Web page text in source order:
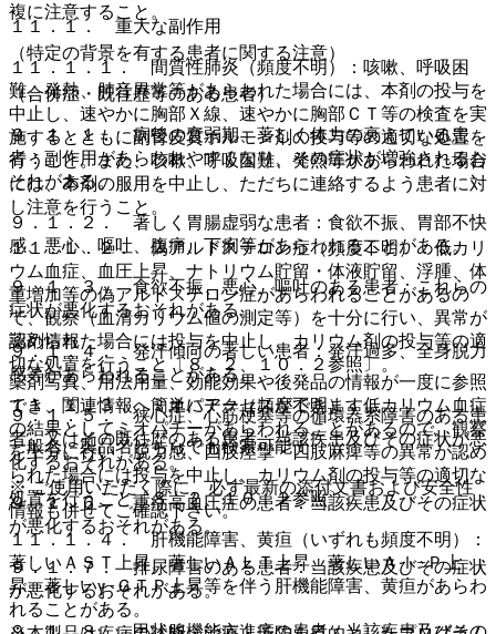
複に注意すること。
（特定の背景を有する患者に関する注意）
（合併症・既往歴等のある患者）
９．１．１． 病後の衰弱期、著しく体力の衰えている患
者：副作用があらわれやすくなり、その症状が増強されるお
それがある。
９．１．２． 著しく胃腸虚弱な患者：食欲不振、胃部不快
感、悪心、嘔吐、腹痛、下痢等があらわれることがある。
９．１．３． 食欲不振、悪心、嘔吐のある患者：これらの
症状が悪化するおそれがある。
９．１．４． 発汗傾向の著しい患者：発汗過多、全身脱力
感等があらわれることがある。
９．１．５． 狭心症、心筋梗塞等の循環器系障害のある患
者、又はその既往歴のある患者：当該疾患及びその症状が悪
化するおそれがある。
９．１．６． 重症高血圧症の患者：当該疾患及びその症状
が悪化するおそれがある。
９．１．７． 排尿障害のある患者：当該疾患及びその症状
が悪化するおそれがある。
１１．１． 重大な副作用
１１．１．１． 間質性肺炎（頻度不明）：咳嗽、呼吸困
難、発熱、肺音異常等があらわれた場合には、本剤の投与を
中止し、速やかに胸部Ｘ線、速やかに胸部ＣＴ等の検査を実
施するとともに副腎皮質ホルモン剤の投与等の適切な処置を
行うこと。また、咳嗽、呼吸困難、発熱等があらわれた場合
には、本剤の服用を中止し、ただちに連絡するよう患者に対
し注意を行うこと。
１１．１．２． 偽アルドステロン症（頻度不明）：低カリ
ウム血症、血圧上昇、ナトリウム貯留・体液貯留、浮腫、体
重増加等の偽アルドステロン症があらわれることがあるの
で、観察（血清カリウム値の測定等）を十分に行い、異常が
認められた場合には投与を中止し、カリウム剤の投与等の適
切な処置を行うこと〔８．２、１０．２参照〕。
１１．１．３． ミオパチー（頻度不明）：低カリウム血症
の結果としてミオパチーがあらわれることがあるので、観察
を十分に行い、脱力感、四肢痙攣・四肢麻痺等の異常が認め
られた場合には投与を中止し、カリウム剤の投与等の適切な
処置を行うこと〔８．２、１０．２参照〕。
１１．１．４． 肝機能障害、黄疸（いずれも頻度不明）：
著しいＡＳＴ上昇、著しいＡＬＴ上昇、著しいＡｌ−Ｐ上
昇、著しいγ−ＧＴＰ上昇等を伴う肝機能障害、黄疸があらわ
れることがある。
薬剤情報
薬剤写真、用法用量、効能効果や後発品の情報が一度に参照
でき、関連情報へ簡単にアクセスができます。
一般名、製品名どちらでも検索可能！
※ ご使用いただく際に、必ず最新の添付文書および安全性
情報も併せてご確認下さい。